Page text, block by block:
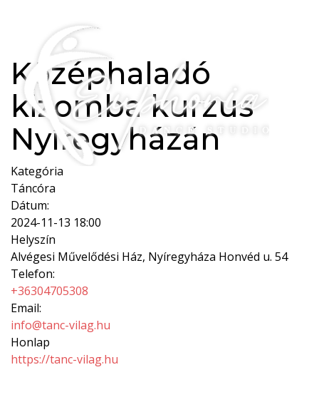
Középhaladó
kizomba kurzus
Nyíregyházán
Kategória
Táncóra
Dátum:
2024-11-13 18:00
Helyszín
Alvégesi Művelődési Ház, Nyíregyháza Honvéd u. 54
Telefon:
+36304705308
Email:
info@tanc-vilag.hu
Honlap
https://tanc-vilag.hu